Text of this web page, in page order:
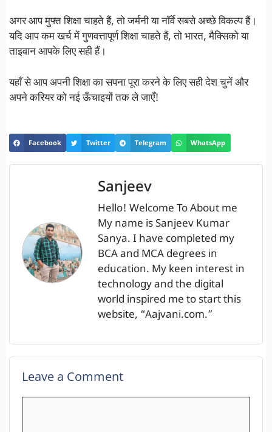
अगर आप मुफ्त शिक्षा चाहते हैं, तो जर्मनी या नॉर्वे सबसे अच्छे विकल्प हैं।
यदि आप कम खर्च में गुणवत्तापूर्ण शिक्षा चाहते हैं, तो भारत, मैक्सिको या
ताइवान आपके लिए सही हैं।
यहाँ से आप अपनी शिक्षा का सपना पूरा करने के लिए सही देश चुनें और
अपने करियर को नई ऊँचाइयों तक ले जाएँ!
Facebook Twitter Telegram WhatsApp
Sanjeev
Hello! Welcome To About me
My name is Sanjeev Kumar
Sanya. I have completed my
BCA and MCA degrees in
education. My keen interest in
technology and the digital
world inspired me to start this
website, “Aajvani.com.”
Leave a Comment